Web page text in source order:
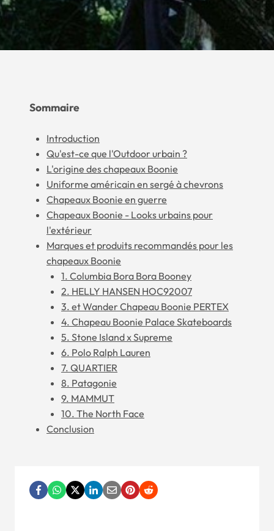
Sommaire
Introduction
Qu'est-ce que l'Outdoor urbain ?
L'origine des chapeaux Boonie
Uniforme américain en sergé à chevrons
Chapeaux Boonie en guerre
Chapeaux Boonie - Looks urbains pour
l'extérieur
Marques et produits recommandés pour les
chapeaux Boonie
1. Columbia Bora Bora Booney
2. HELLY HANSEN HOC92007
3. et Wander Chapeau Boonie PERTEX
4. Chapeau Boonie Palace Skateboards
5. Stone Island x Supreme
6. Polo Ralph Lauren
7. QUARTIER
8. Patagonie
9. MAMMUT
10. The North Face
Conclusion